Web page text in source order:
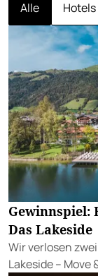
Alle Hotels
Gewinnspiel:
Das Lakeside
Wir verlosen
Lakeside – Move